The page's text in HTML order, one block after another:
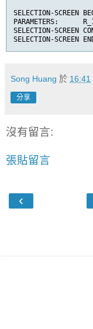
SELECTION-SCREEN
PARAMETERS:
SELECTION-SCREEN
SELECTION-SCREEN
Song Huang 於 16:41
分享
沒有留言:
張貼留言
‹